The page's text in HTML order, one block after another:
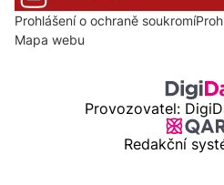
Prohlášení o ochraně soukromí
Mapa webu
Provozovatel:
Redakční